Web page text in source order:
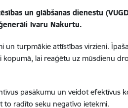
un glābšanas dienestu
Ivaru Nakurtu.
turpmākie attīstības virzieni.
lai reaģētu uz mūsdienu
pasākumu un veidot efektīvus
to radīto seku negatīvo ietekmi.